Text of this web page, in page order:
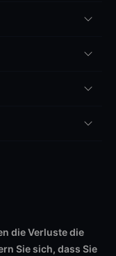
die Verluste die
Sie sich, dass Sie